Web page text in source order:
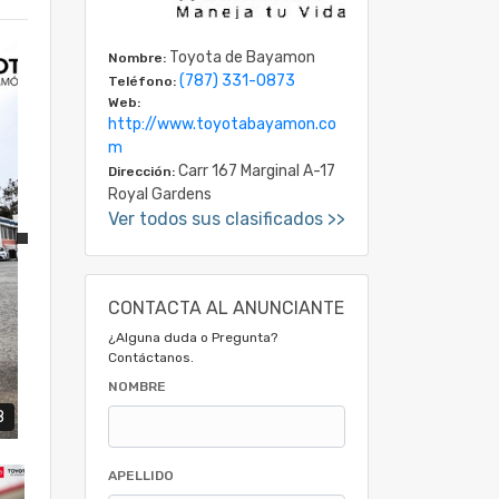
Nombre: Toyota de Bayamon
Teléfono: (787) 331-0873
Web:
http://www.toyotabayamon.co
m
Dirección: Carr 167 Marginal A-17
Royal Gardens
Ver todos sus clasificados >>
CONTACTA AL ANUNCIANTE
¿Alguna duda o Pregunta?
Contáctanos.
NOMBRE
APELLIDO